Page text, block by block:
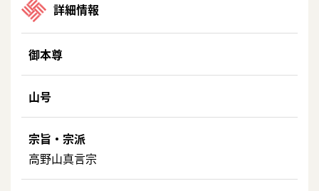
詳細情報
御本尊
山号
宗旨・宗派
高野山真言宗